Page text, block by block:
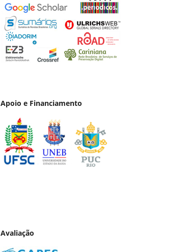
Apoio e Financiamento
Avaliação